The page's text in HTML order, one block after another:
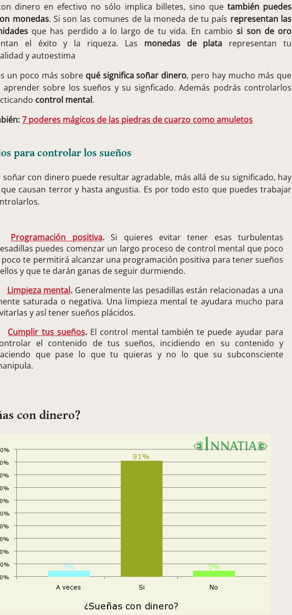
dinero en efectivo no sólo implica billetes, sino que también puedes
monedas. Si son las comunes de la moneda de tu país representan las
que has perdido a lo largo de tu vida. En cambiosi son de oro
el éxito y la riqueza. Las monedas de plata representan tu
y autoestima
un poco más sobre qué significa soñar dinero, pero hay mucho más que
aprender sobre los sueños y su signficado. Además podrás controlarlos
control mental.
7 poderes mágicos de las piedras de cuarzo como amuletos
para controlar los sueños
soñar con dinero puede resultar agradable, más allá de su significado, hay
causan terror y hasta angustia. Es por todo esto que puedes trabajar
Programación positiva.Si quieres evitar tener esas turbulentas
puedes comenzar un largo proceso de control mental que poco
poco te permitirá alcanzar una programación positiva para tener sueños
y que te darán ganas de seguir durmiendo.
Limpieza mental. Generalmente las pesadillas están relacionadas a una
saturada o negativa. Una limpieza mental te ayudara mucho para
y así tener sueños plácidos.
Cumplir tus sueños.El control mental también te puede ayudar para
el contenido de tus sueños, incidiendo en su contenido y
que pase lo que tu quieras y no lo que su subconsciente
con dinero?